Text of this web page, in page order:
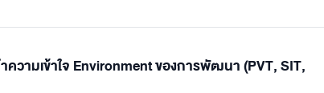
ความเข้าใจ Environment ของการพัฒนา (PVT, SIT,